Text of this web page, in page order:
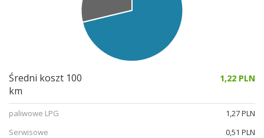
Średni koszt 100
km
1,22 PLN
paliwowe LPG
1,27 PLN
Serwisowe
0,51 PLN